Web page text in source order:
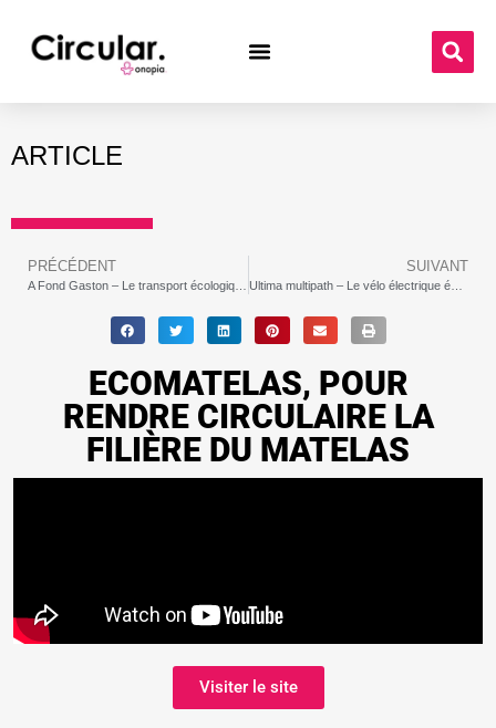
ARTICLE
PRÉCÉDENT SUIVANT
Ultima multipath – Le vélo électrique éco-responsable fabriqué à partir de matériaux recyclés
ECOMATELAS, POUR
RENDRE CIRCULAIRE LA
FILIÈRE DU MATELAS
Visiter le site